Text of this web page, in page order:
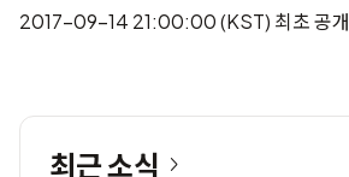
2017-09-14 21:00:00 (KST) 최초 공개
최근 소식